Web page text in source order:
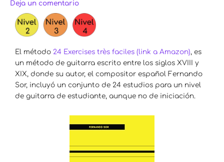
Deja un comentario
El método 24 Exercises très faciles (link a Amazon), es
un método de guitarra escrito entre los siglos XVIII y
XIX, donde su autor, el compositor español Fernando
Sor, incluyó un conjunto de 24 estudios para un nivel
de guitarra de estudiante, aunque no de iniciación.